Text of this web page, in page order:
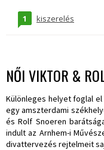
1 kiszerelés
NŐI VIKTOR &
Különleges helyet foglal
egy amszterdami
és Rolf Snoeren
indult az Arnhem-i
divattervezés rejtelmeit